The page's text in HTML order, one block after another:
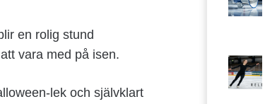
en rolig stund
vara med på isen.
lek och självklart